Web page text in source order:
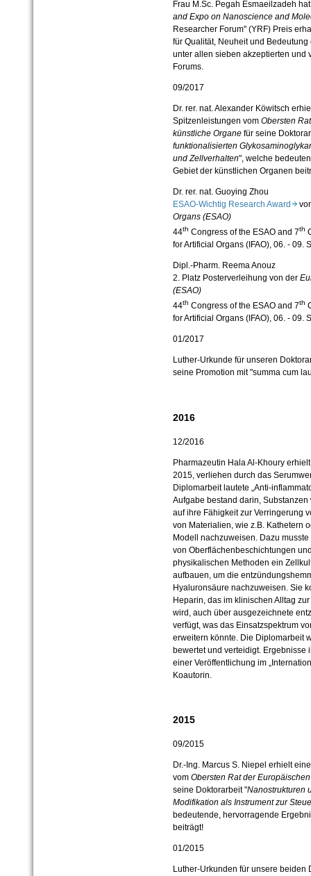
Frau M.Sc. Pegah Esmaeilzadeh
and Expo on Nanoscience and
Researcher Forum" (YRF) Preis
für Qualität, Neuheit und
unter allen sieben akzeptierten und
Forums.
09/2017
Dr. rer. nat. Alexander Köwitsch
Spitzenleistungen vom Obersten
künstliche Organefür seine
funktionalisierten
und Zellverhalten", welche
Gebiet der künstlichen Organen
Dr. rer. nat. Guoying Zhou
ESAO-Wichtig Research Award
Organs (ESAO)
44th Congress of the ESAO and 7th
for Artificial Organs (IFAO), 06. - 09.
Dipl.-Pharm. Reema Anouz
2. Platz Posterverleihung von der
(ESAO)
44th Congress of the ESAO and 7th
for Artificial Organs (IFAO), 06. - 09.
01/2017
Luther-Urkunde für unseren
seine Promotion mit "summa cum
2016
12/2016
Pharmazeutin Hala Al-Khoury
2015, verliehen durch das
Diplomarbeit lautete „Anti-
Aufgabe bestand darin,
auf ihre Fähigkeit zur Verringerung
von Materialien, wie z.B. Kathetern
Modell nachzuweisen. Dazu
von Oberflächenbeschichtungen
physikalischen Methoden ein
aufbauen, um die
Hyaluronsäure nachzuweisen. Sie
Heparin, das im klinischen Alltag
wird, auch über ausgezeichnete
verfügt, was das Einsatzspektrum
erweitern könnte. Die Diplomarbeit
bewertet und verteidigt.
einer Veröffentlichung im
Koautorin.
2015
09/2015
Dr.-Ing. Marcus S. Niepel erhielt
vom Obersten Rat der
seine Doktorarbeit "Nanostrukturen
Modifikation als Instrument zur
bedeutende, hervorragende
beiträgt!
01/2015
Luther-Urkunden für unsere beiden